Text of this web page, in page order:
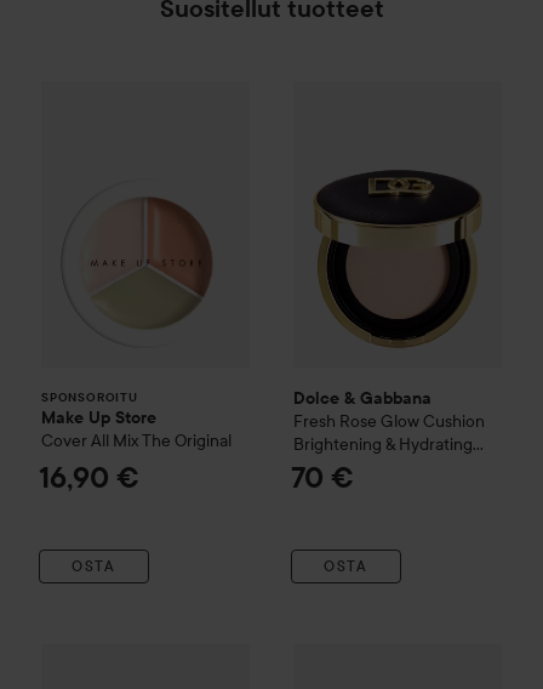
Suositellut tuotteet
SPONSOROITU
Make Up Store
Cover All MixThe Original
16,90 €
OSTA
Dolce & Gabbana
Fresh Rose Glow Cushion
Brightening & Hydrating
Bouncy Foundation SPF50
2N
70 €
OSTA